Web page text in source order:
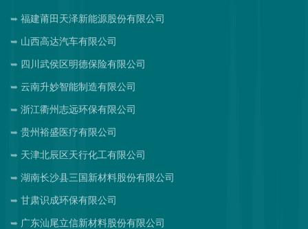
福建莆田天泽新能源股份有限公司
山西高达汽车有限公司
四川武侯区明德保险有限公司
云南升妙智能制造有限公司
浙江衢州志远环保有限公司
贵州裕盛医疗有限公司
天津北辰区天行化工有限公司
湖南长沙县三国新材料股份有限公司
甘肃识成环保有限公司
广东汕尾立信新材料股份有限公司